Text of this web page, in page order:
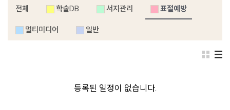
전체 학술DB 서지관리 표절예방
멀티미디어 일반
등록된 일정이 없습니다.